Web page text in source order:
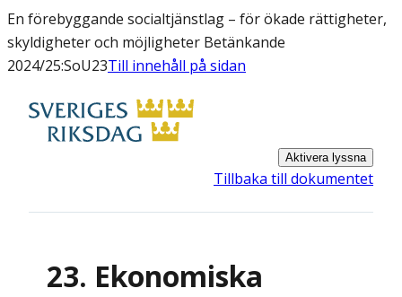
En förebyggande socialtjänstlag – för ökade rättigheter,
skyldigheter och möjligheter Betänkande
2024/25:SoU23Till innehåll på sidan
Aktivera lyssna
Tillbaka till dokumentet
23. Ekonomiska